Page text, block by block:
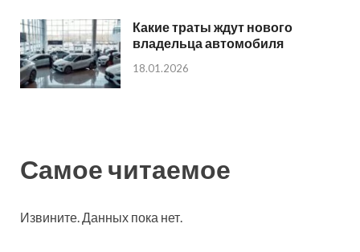
Какие траты ждут нового
владельца автомобиля
18.01.2026
Самое читаемое
Извините. Данных пока нет.